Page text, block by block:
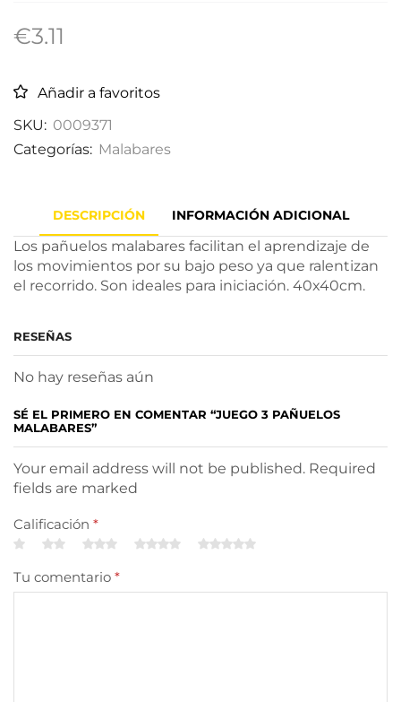
€3.11
Añadir a favoritos
SKU: 0009371
Categorías: Malabares
DESCRIPCIÓN INFORMACIÓN ADICIONAL
Los pañuelos malabares facilitan el aprendizaje de
los movimientos por su bajo peso ya que ralentizan
el recorrido. Son ideales para iniciación. 40x40cm.
RESEÑAS
No hay reseñas aún
SÉ EL PRIMERO EN COMENTAR “JUEGO 3 PAÑUELOS
MALABARES”
Your email address will not be published. Required
fields are marked
Calificación *
Tu comentario *